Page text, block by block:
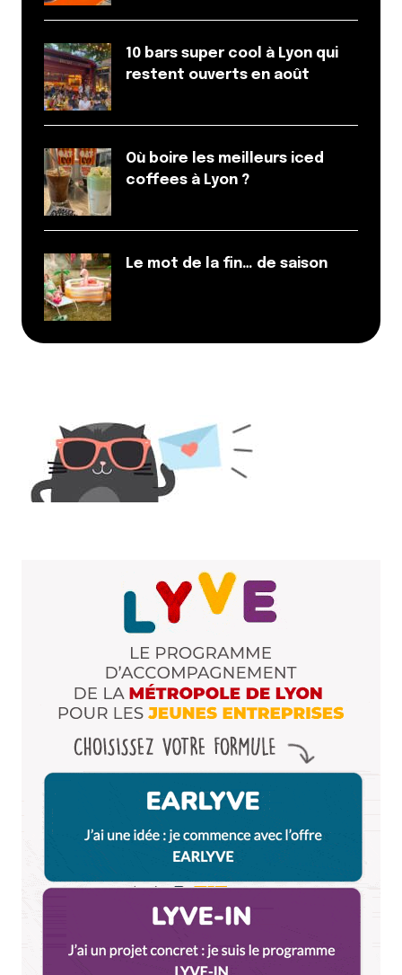
10 bars super cool à Lyon qui
restent ouverts en août
Où boire les meilleurs iced
coffees à Lyon ?
Le mot de la fin… de saison